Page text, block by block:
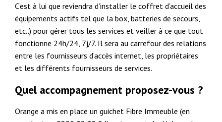
C’est à lui que reviendra d’installer le coffret d’accueil des
équipements actifs tel que la box, batteries de secours,
etc..) pour gérer tous les services et veiller à ce que tout
fonctionne 24h/24, 7j/7. Il sera au carrefour des relations
entre les fournisseurs d’accès internet, les propriétaires
et les différents fournisseurs de services.
Quel accompagnement proposez-vous ?
Orange a mis en place un guichet Fibre Immeuble (en